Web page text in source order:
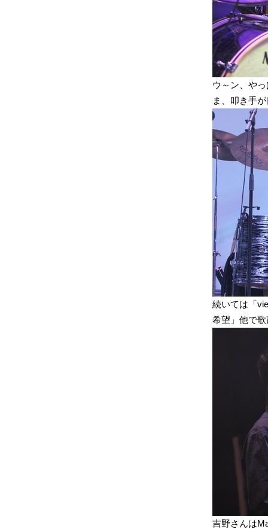
ウ～ン、や
ま、叩き手
続いては「
希望」他で
吉野さんは